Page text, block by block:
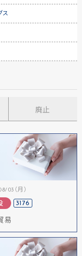
ス
廃止
03（月）
3176
易